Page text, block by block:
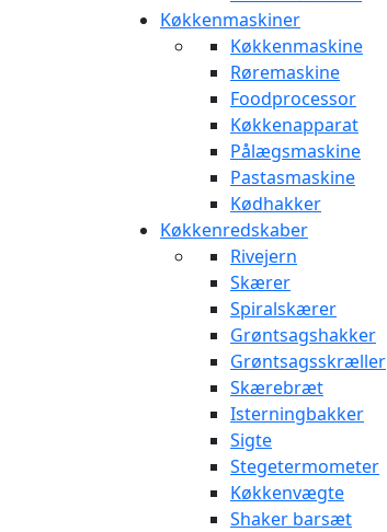
Køkkenmaskiner
Køkkenmaskine
Røremaskine
Foodprocessor
Køkkenapparat
Pålægsmaskine
Pastasmaskine
Kødhakker
Køkkenredskaber
Rivejern
Skærer
Spiralskærer
Grøntsagshakker
Grøntsagsskræller
Skærebræt
Isterningbakker
Sigte
Stegetermometer
Køkkenvægte
Shaker barsæt